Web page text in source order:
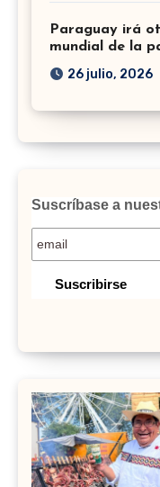
Paraguay irá
mundial de la
26 julio, 2026
Suscríbase a